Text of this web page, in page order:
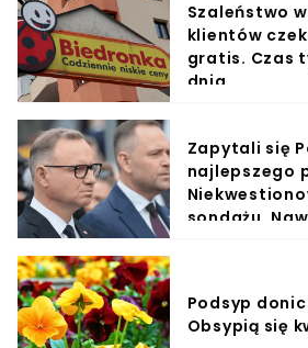
Szaleństwo
klientów
gratis. Czas
dnia
Zapytali się
najlepszego
sondażu,
Podsyp
Obsypią się